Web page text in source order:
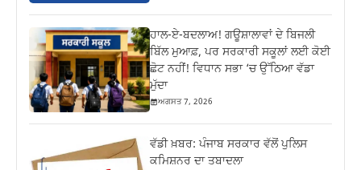
ਹਾਲ-ਏ-ਬਦਲਾਅ! ਗਊਸ਼ਾਲਾਵਾਂ ਦੇ ਬਿਜਲੀ
ਬਿੱਲ ਮੁਆਫ਼, ਪਰ ਸਰਕਾਰੀ ਸਕੂਲਾਂ ਲਈ ਕੋਈ
ਛੋਟ ਨਹੀਂ! ਵਿਧਾਨ ਸਭਾ ‘ਚ ਉੱਠਿਆ ਵੱਡਾ
ਮੁੱਦਾ
ਅਗਸਤ 7, 2026
ਵੱਡੀ ਖ਼ਬਰ: ਪੰਜਾਬ ਸਰਕਾਰ ਵੱਲੋਂ ਪੁਲਿਸ
ਕਮਿਸ਼ਨਰ ਦਾ ਤਬਾਦਲਾ